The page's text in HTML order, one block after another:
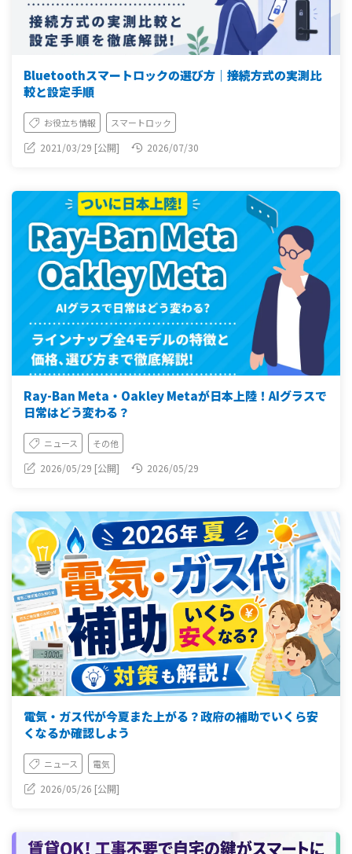
Bluetoothスマートロックの選び方｜接続方式の実測比
較と設定手順
お役立ち情報 スマートロック
2021/03/29 [公開] 2026/07/30
Ray-Ban Meta・Oakley Metaが日本上陸！AIグラスで
日常はどう変わる？
ニュース その他
2026/05/29 [公開] 2026/05/29
電気・ガス代が今夏また上がる？政府の補助でいくら安
くなるか確認しよう
ニュース 電気
2026/05/26 [公開]